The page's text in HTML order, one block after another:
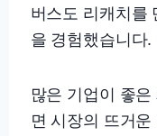
버스도 리캐치를
을 경험했습니다.
많은 기업이 좋
면 시장의 뜨거